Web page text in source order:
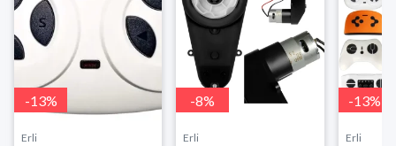
-13%
Erli
-8%
Erli
-13%
Erli